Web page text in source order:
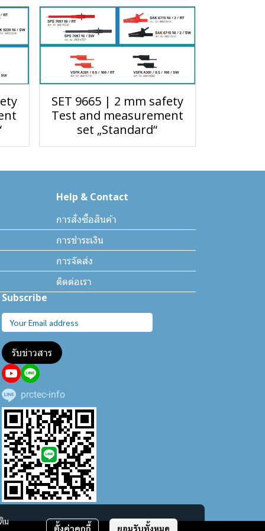
SET 9665 | 2 mm safety
Test and measurement
set „Standard“
ม
ตั้งค่าคุกกี้ ยอมรับทั้งหมด
Help & Contact
การสั่งซื้อสินค้า
การชำระเงิน
การจัดส่ง
ติดต่อเรา
Subscribe
รับข่าวสาร
prctec-info